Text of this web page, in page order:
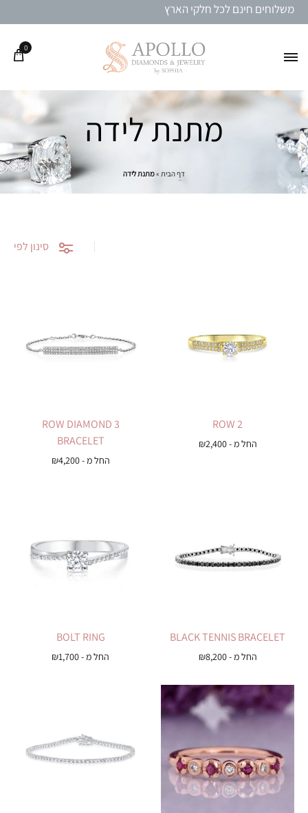
משלוחים חינם לכל חלקי הארץ
0
מתנת לידה
דף הבית »מתנת לידה
סינון לפי
2 ROW
החל מ - ₪2,400
3 ROW DIAMOND
BRACELET
החל מ - ₪4,200
BLACK TENNIS BRACELET
החל מ - ₪8,200
BOLT RING
החל מ - ₪1,700